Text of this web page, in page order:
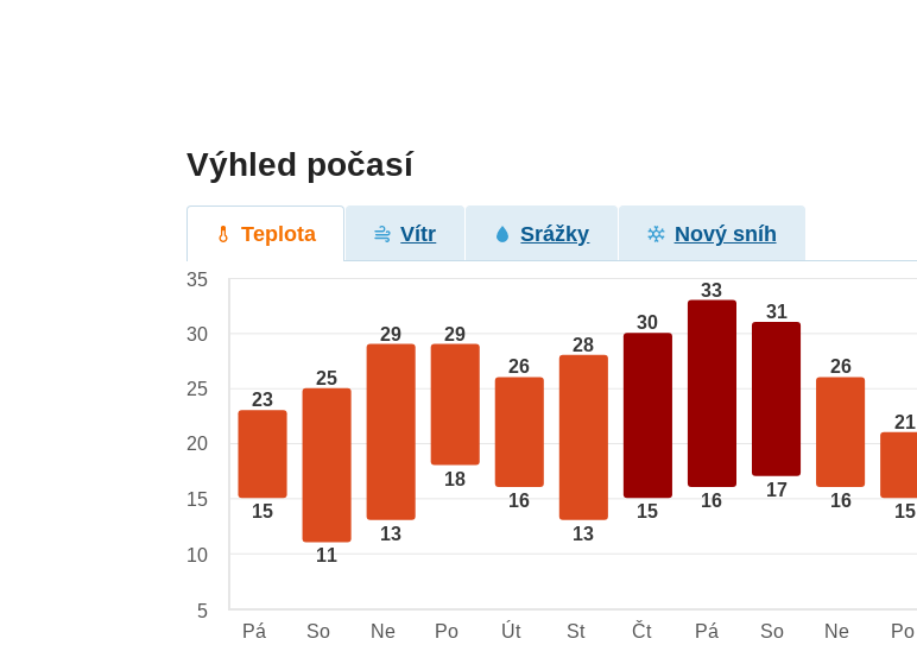
Výhled počasí
Teplota Vítr Srážky Nový sníh
23
15
25
11
29
13
29
18
26
16
28
13
30
15
33
16
31
17
26
16
21
15
35
30
25
20
15
10
5
Pá
So Ne Po Út St Čt Pá So Ne Po